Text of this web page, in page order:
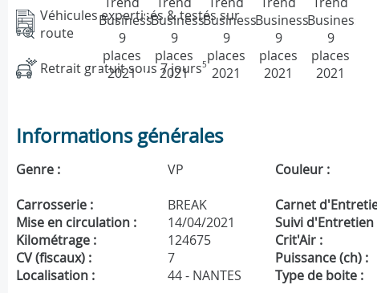
Véhicules expertisés & testés sur
route
Retrait gratuit sous 7 jours5
Informations générales
Genre : VP Couleur :
Carrosserie : BREAK Carnet
Mise en circulation :
14/04/2021 Suivi d'Entretien
Kilométrage :
124675 Crit'Air :
CV (fiscaux) :
7 Puissance (ch) :
Localisation :
44 - NANTES Type de boite :